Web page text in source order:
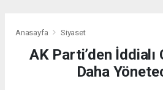
Anasayfa Siyaset
AK Parti’den İddialı
Daha